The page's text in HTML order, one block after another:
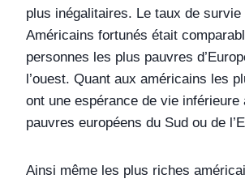
plus inégalitaires. Le taux de survie
Américains fortunés était
personnes les plus pauvres
l’ouest. Quant aux américains les
ont une espérance de vie inférieure
pauvres européens du Sud ou de
Ainsi même les plus riches